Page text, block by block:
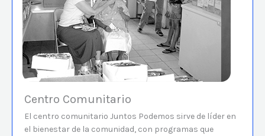
Centro Comunitario
El centro comunitario Juntos Podemos sirve de líder en
el bienestar de la comunidad, con programas que